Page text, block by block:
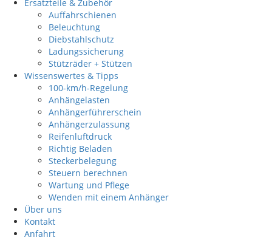
Ersatzteile & Zubehör
Auffahrschienen
Beleuchtung
Diebstahlschutz
Ladungssicherung
Stützräder + Stützen
Wissenswertes & Tipps
100-km/h-Regelung
Anhängelasten
Anhängerführerschein
Anhängerzulassung
Reifenluftdruck
Richtig Beladen
Steckerbelegung
Steuern berechnen
Wartung und Pflege
Wenden mit einem Anhänger
Über uns
Kontakt
Anfahrt